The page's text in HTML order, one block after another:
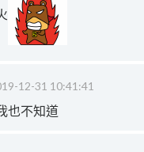
12-31 10:41:41
也不知道